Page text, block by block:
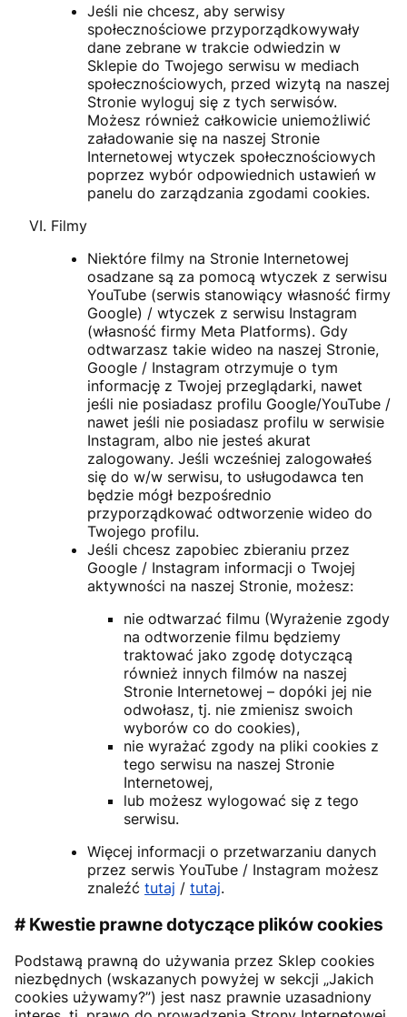
Jeśli nie chcesz, aby serwisy
społecznościowe przyporządkowywały
dane zebrane w trakcie odwiedzin w
Sklepie do Twojego serwisu w mediach
społecznościowych, przed wizytą na naszej
Stronie wyloguj się z tych serwisów.
Możesz również całkowicie uniemożliwić
załadowanie się na naszej Stronie
Internetowej wtyczek społecznościowych
poprzez wybór odpowiednich ustawień w
panelu do zarządzania zgodami cookies.
Filmy
Niektóre filmy na Stronie Internetowej
osadzane są za pomocą wtyczek z serwisu
YouTube (serwis stanowiący własność firmy
Google) / wtyczek z serwisu Instagram
(własność firmy Meta Platforms). Gdy
odtwarzasz takie wideo na naszej Stronie,
Google / Instagram otrzymuje o tym
informację z Twojej przeglądarki, nawet
jeśli nie posiadasz profilu Google/YouTube /
nawet jeśli nie posiadasz profilu w serwisie
Instagram, albo nie jesteś akurat
zalogowany. Jeśli wcześniej zalogowałeś
się do w/w serwisu, to usługodawca ten
będzie mógł bezpośrednio
przyporządkować odtworzenie wideo do
Twojego profilu.
Jeśli chcesz zapobiec zbieraniu przez
Google / Instagram informacji o Twojej
aktywności na naszej Stronie, możesz:
nie odtwarzać filmu (Wyrażenie zgody
na odtworzenie filmu będziemy
traktować jako zgodę dotyczącą
również innych filmów na naszej
Stronie Internetowej – dopóki jej nie
odwołasz, tj. nie zmienisz swoich
wyborów co do cookies),
nie wyrażać zgody na pliki cookies z
tego serwisu na naszej Stronie
Internetowej,
lub możesz wylogować się z tego
serwisu.
Więcej informacji o przetwarzaniu danych
przez serwis YouTube / Instagram możesz
znaleźć tutaj / tutaj.
# Kwestie prawne dotyczące plików cookies
Podstawą prawną do używania przez Sklep cookies
niezbędnych (wskazanych powyżej w sekcji „Jakich
cookies używamy?”) jest nasz prawnie uzasadniony